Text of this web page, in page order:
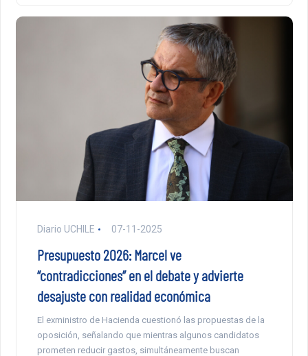
Diario UCHILE 07-11-2025
Presupuesto 2026: Marcel ve
“contradicciones” en el debate y advierte
desajuste con realidad económica
El exministro de Hacienda cuestionó las propuestas de la
oposición, señalando que mientras algunos candidatos
prometen reducir gastos, simultáneamente buscan